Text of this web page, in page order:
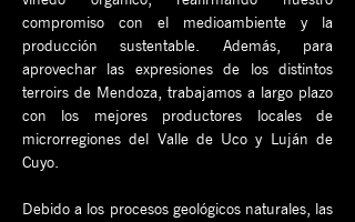
compromiso con el medioambiente y la
producción sustentable. Además, para
aprovechar las expresiones de los distintos
terroirs de Mendoza, trabajamos a largo plazo
con los mejores productores locales de
microrregiones del Valle de Uco y Luján de
Cuyo.​
Debido a los procesos geológicos naturales, las